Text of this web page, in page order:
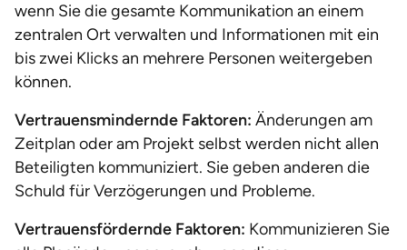
wenn Sie die gesamte Kommunikation an einem
zentralen Ort verwalten und Informationen mit ein
bis zwei Klicks an mehrere Personen weitergeben
können.
Vertrauensmindernde Faktoren: Änderungen am
Zeitplan oder am Projekt selbst werden nicht allen
Beteiligten kommuniziert. Sie geben anderen die
Schuld für Verzögerungen und Probleme.
Vertrauensfördernde Faktoren: Kommunizieren Sie